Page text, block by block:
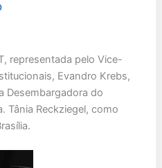
representada pelo Vice-
Evandro Krebs,
Desembargadora do
Tânia Reckziegel, como